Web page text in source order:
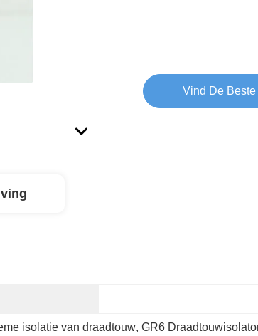
Vind De
isolatie van draadtouw, GR6